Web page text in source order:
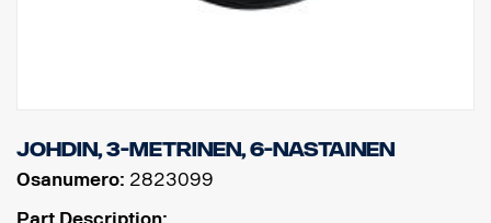
johdin, 3-metrinen, 6-nastainen
Osanumero: 2823099
Part Description: